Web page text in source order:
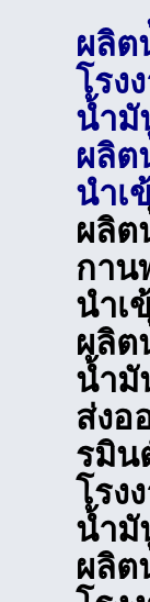
ผลิต
โรง
น้ำมั
ผลิต
นำเ
ผลิต
กาน
นำเ
ผลิต
น้ำมั
ส่งอ
รมิน
โรง
น้ำมั
ผลิต